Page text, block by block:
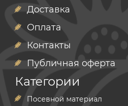
Доставка
Оплата
Контакты
Публичная оферта
Категории
Посевной материал